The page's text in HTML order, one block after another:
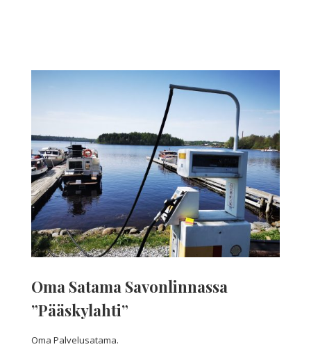
Oma Satama Savonlinnassa
”Pääskylahti”
Oma Palvelusatama.